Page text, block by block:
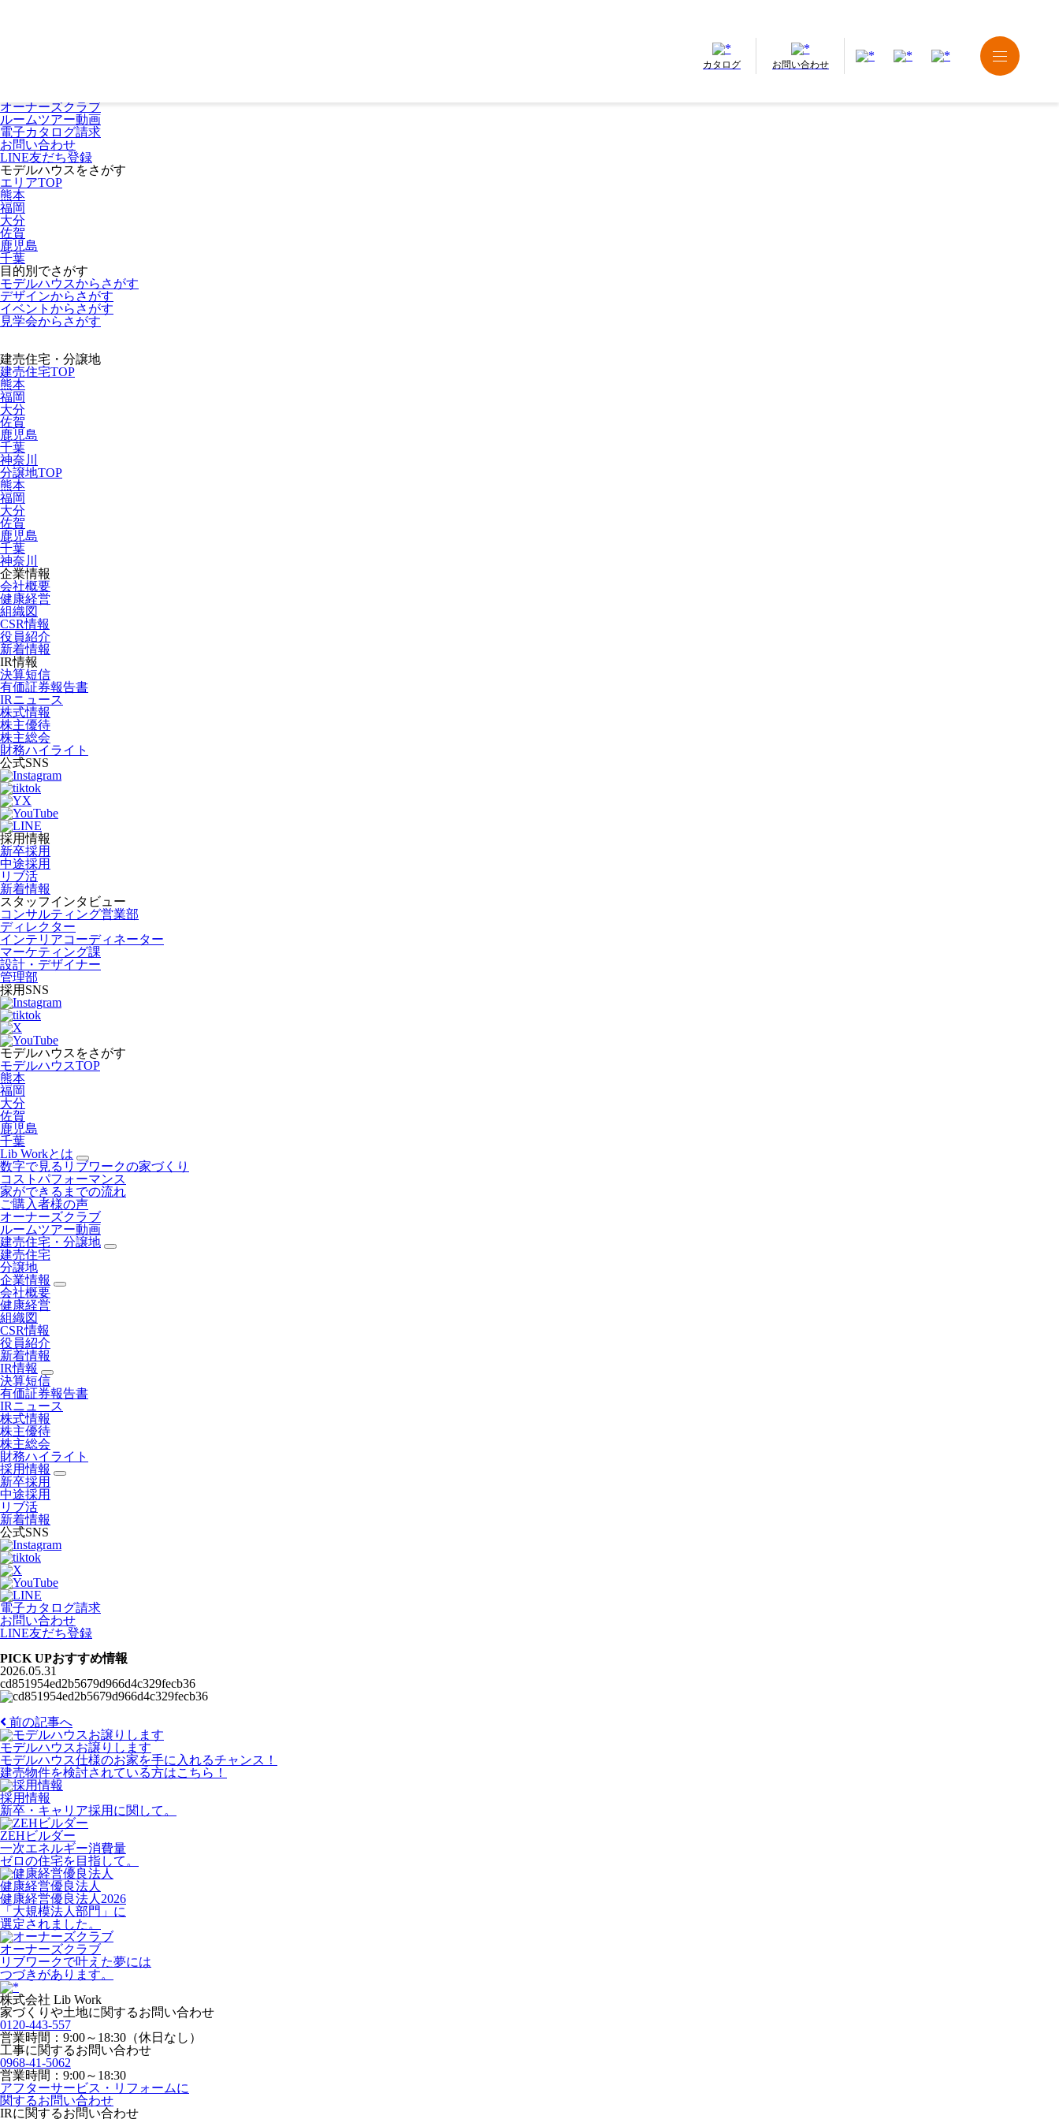
カタログ お問い合わせ
オーナーズクラブ
ルームツアー動画
電子カタログ請求
お問い合わせ
LINE友だち登録
モデルハウスをさがす
エリアTOP
熊本
福岡
大分
佐賀
鹿児島
千葉
目的別でさがす
モデルハウスからさがす
デザインからさがす
イベントからさがす
見学会からさがす
建売住宅・分譲地
建売住宅TOP
熊本
福岡
大分
佐賀
鹿児島
千葉
神奈川
分譲地TOP
熊本
福岡
大分
佐賀
鹿児島
千葉
神奈川
企業情報
会社概要
健康経営
組織図
CSR情報
役員紹介
新着情報
IR情報
決算短信
有価証券報告書
IRニュース
株式情報
株主優待
株主総会
財務ハイライト
公式SNS
採用情報
新卒採用
中途採用
リブ活
新着情報
スタッフインタビュー
コンサルティング営業部
ディレクター
インテリアコーディネーター
マーケティング課
設計・デザイナー
管理部
採用SNS
モデルハウスをさがす
モデルハウスTOP
熊本
福岡
大分
佐賀
鹿児島
千葉
Lib Workとは
数字で見るリブワークの家づくり
コストパフォーマンス
家ができるまでの流れ
ご購入者様の声
オーナーズクラブ
ルームツアー動画
建売住宅・分譲地
建売住宅
分譲地
企業情報
会社概要
健康経営
組織図
CSR情報
役員紹介
新着情報
IR情報
決算短信
有価証券報告書
IRニュース
株式情報
株主優待
株主総会
財務ハイライト
採用情報
新卒採用
中途採用
リブ活
新着情報
公式SNS
電子カタログ請求
お問い合わせ
LINE友だち登録
PICK UPおすすめ情報
2026.05.31
cd851954ed2b5679d966d4c329fecb36
前の記事へ
モデルハウスお譲りします
モデルハウス仕様のお家を手に入れるチャンス！
建売物件を検討されている方はこちら！
採用情報
新卒・キャリア採用に関して。
ZEHビルダー
一次エネルギー消費量
ゼロの住宅を目指して。
健康経営優良法人
健康経営優良法人2026
「大規模法人部門」に
選定されました。
オーナーズクラブ
リブワークで叶えた夢には
つづきがあります。
株式会社 Lib Work
家づくりや土地に関するお問い合わせ
0120-443-557
営業時間：9:00～18:30（休日なし）
工事に関するお問い合わせ
0968-41-5062
営業時間：9:00～18:30
アフターサービス・リフォームに
関するお問い合わせ
IRに関するお問い合わせ